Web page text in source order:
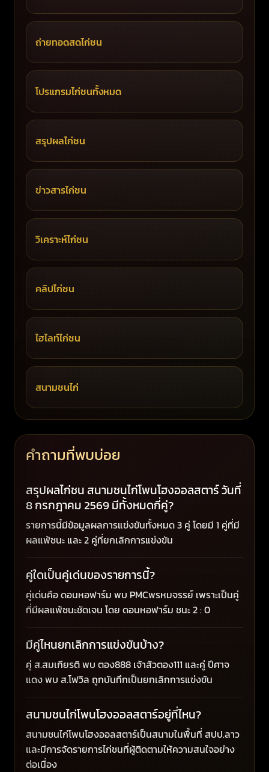
ถ่ายทอดสดไก่ชน
โปรแกรมไก่ชนทั้งหมด
สรุปผลไก่ชน
ข่าวสารไก่ชน
วิเคราะห์ไก่ชน
คลิปไก่ชน
ไฮไลท์ไก่ชน
สนามชนไก่
คำถามที่พบบ่อย
สรุปผลไก่ชน สนามชนไก่โพนโฮงออลสตาร์ วันที่
8 กรกฎาคม 2569 มีทั้งหมดกี่คู่?
รายการนี้มีข้อมูลผลการแข่งขันทั้งหมด 3 คู่ โดยมี 1 คู่ที่มี
ผลแพ้ชนะ และ 2 คู่ที่ยกเลิกการแข่งขัน
คู่ใดเป็นคู่เด่นของรายการนี้?
คู่เด่นคือ ดอนหอฟาร์ม พบ PMCพรหมจรรย์ เพราะเป็นคู่
ที่มีผลแพ้ชนะชัดเจน โดย ดอนหอฟาร์ม ชนะ 2 : 0
มีคู่ไหนยกเลิกการแข่งขันบ้าง?
คู่ ส.สมเกียรติ พบ ตอง888 เจ้าสัวตอง111 และคู่ ปีศาจ
แดง พบ ส.โฟวิล ถูกบันทึกเป็นยกเลิกการแข่งขัน
สนามชนไก่โพนโฮงออลสตาร์อยู่ที่ไหน?
สนามชนไก่โพนโฮงออลสตาร์เป็นสนามในพื้นที่ สปป.ลาว
และมีการจัดรายการไก่ชนที่ผู้ติดตามให้ความสนใจอย่าง
ต่อเนื่อง